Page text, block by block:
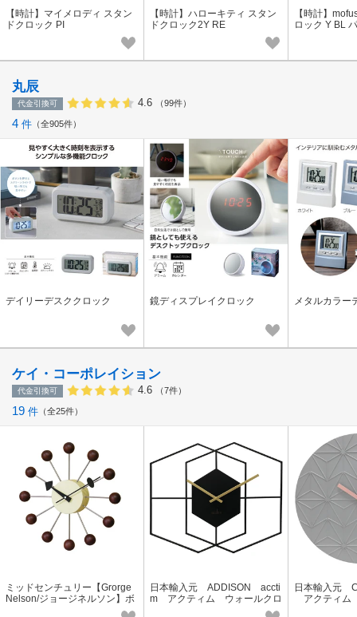
【時計】マイメロディ スタン
ドクロック PI
【時計】ハローキティ スタン
ドクロック2Y RE
【時計】
ロック Y BL
丸辰
代金引換可 4.6 （99件）
4 件 全905件
デイリーデスククロック 鏡ディスプレイクロック メタルカラー
ケイ・コーポレイション
代金引換可 4.6 （7件）
19 件 全25件
ミッドセンチュリー【Grorge
Nelson/ジョージネルソン】ボ
ールクロック掛時計ウォルナ
日本輸入元 ADDISON accti
m アクティム ウォールクロ
ック 掛時計 イギリス オ
日本輸入元
アクティム